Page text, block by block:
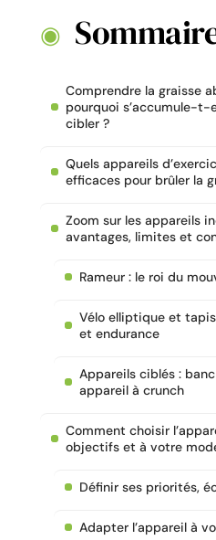
Comprendre la graisse
pourquoi s’accumule-t-
cibler ?
Quels appareils
efficaces pour brûler la
Zoom sur les appareils
avantages, limites et
Rameur : le roi du
Vélo elliptique et
et endurance
Appareils ciblés :
appareil à crunch
Comment choisir
objectifs et à votre
Définir ses priorités,
Adapter l’appareil à